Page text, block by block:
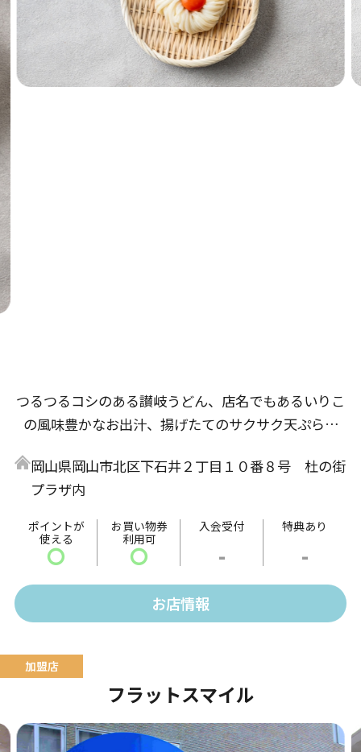
つるつるコシのある讃岐うどん、店名でもあるいりこ
の風味豊かなお出汁、揚げたてのサクサク天ぷらな
と言っていただけるであろう自慢のメニューが完成し
岡山県岡山市北区下石井２丁目１０番８号 杜の街
プラザ内
ポイントが
使える
〇
お買い物券
利用可
〇
入会受付
-
特典あり
-
お店情報
フラットスマイル